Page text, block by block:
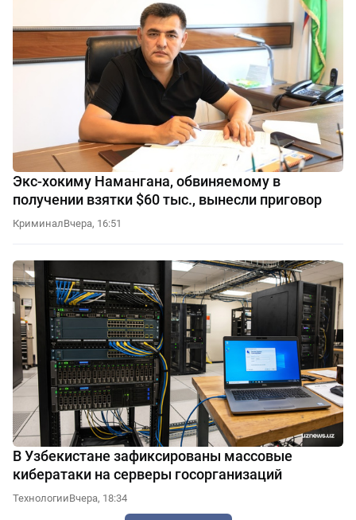
Экс-хокиму Намангана, обвиняемому в
получении взятки $60 тыс., вынесли приговор
КриминалВчера, 16:51
В Узбекистане зафиксированы массовые
кибератаки на серверы госорганизаций
ТехнологииВчера, 18:34